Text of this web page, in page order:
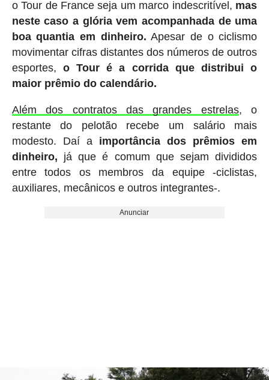
o Tour de France seja um marco indescritível, mas
neste caso a glória vem acompanhada de uma
boa quantia em dinheiro. Apesar de o ciclismo
movimentar cifras distantes dos números de outros
esportes, o Tour é a corrida que distribui o
maior prêmio do calendário.
Além dos contratos das grandes estrelas, o
restante do pelotão recebe um salário mais
modesto. Daí a importância dos prêmios em
dinheiro, já que é comum que sejam divididos
entre todos os membros da equipe -ciclistas,
auxiliares, mecânicos e outros integrantes-.
Anunciar